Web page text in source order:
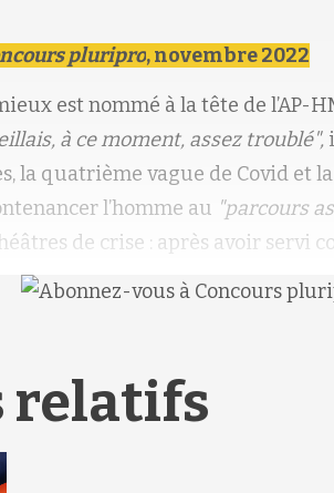
pluripro, novembre 2022
est nommé à la tête de l’AP-
à ce moment, assez troublé",
la quatrième vague de Covid et
l’homme au "parcours
de crise : après avoir servi
relatifs